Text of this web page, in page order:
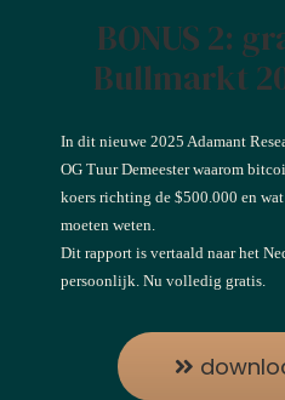
BONUS 2:
Bullmarkt
In dit nieuwe 2025 Adamant
OG Tuur Demeester waarom
koers richting de $500.000 en
moeten weten.
Dit rapport is vertaald naar het
persoonlijk. Nu volledig gratis.